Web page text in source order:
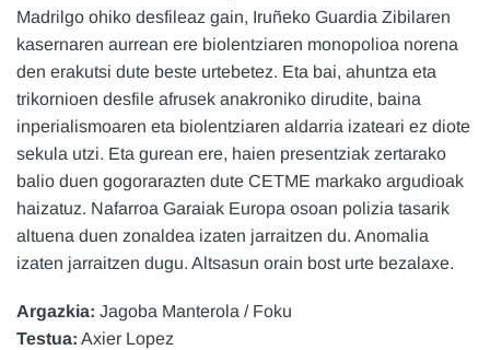
Madrilgo ohiko desfileaz gain, Iruñeko Guardia Zibilaren
kasernaren aurrean ere biolentziaren monopolioa norena
den erakutsi dute beste urtebetez. Eta bai, ahuntza eta
trikornioen desfile afrusek anakroniko dirudite, baina
inperialismoaren eta biolentziaren aldarria izateari ez diote
sekula utzi. Eta gurean ere, haien presentziak zertarako
balio duen gogorarazten dute CETME markako argudioak
haizatuz. Nafarroa Garaiak Europa osoan polizia tasarik
altuena duen zonaldea izaten jarraitzen du. Anomalia
izaten jarraitzen dugu. Altsasun orain bost urte bezalaxe.
Argazkia: Jagoba Manterola / Foku
Testua: Axier Lopez